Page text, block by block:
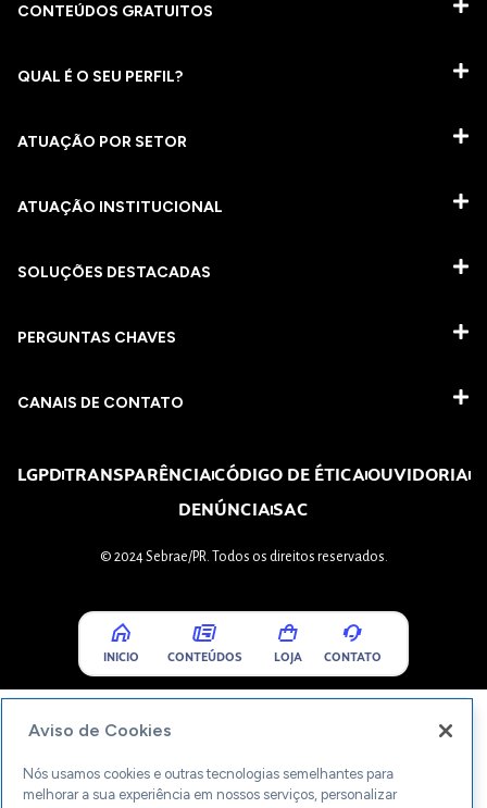
CONTEÚDOS GRATUITOS
QUAL É O SEU PERFIL?
ATUAÇÃO POR SETOR
ATUAÇÃO INSTITUCIONAL
SOLUÇÕES DESTACADAS
PERGUNTAS CHAVES​
CANAIS DE CONTATO
LGPDTRANSPARÊNCIACÓDIGO DE ÉTICAOUVIDORIA
DENÚNCIASAC
© 2024 Sebrae/PR. Todos os direitos reservados.
INICIO CONTEÚDOS LOJA CONTATO
Aviso de Cookies
Nós usamos cookies e outras tecnologias semelhantes para
melhorar a sua experiência em nossos serviços, personalizar